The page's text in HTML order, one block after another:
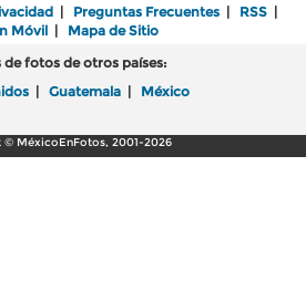
| Preguntas Frecuentes | RSS |
Móvil| Mapa de Sitio
de fotos de otros países:
| Guatemala | México
MéxicoEnFotos, 2001-2026